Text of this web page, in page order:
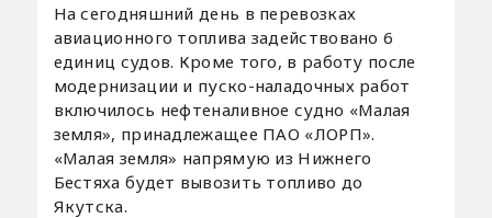
На сегодняшний день в перевозках
авиационного топлива задействовано 6
единиц судов. Кроме того, в работу после
модернизации и пуско-наладочных работ
включилось нефтеналивное судно «Малая
земля», принадлежащее ПАО «ЛОРП».
«Малая земля» напрямую из Нижнего
Бестяха будет вывозить топливо до
Якутска.